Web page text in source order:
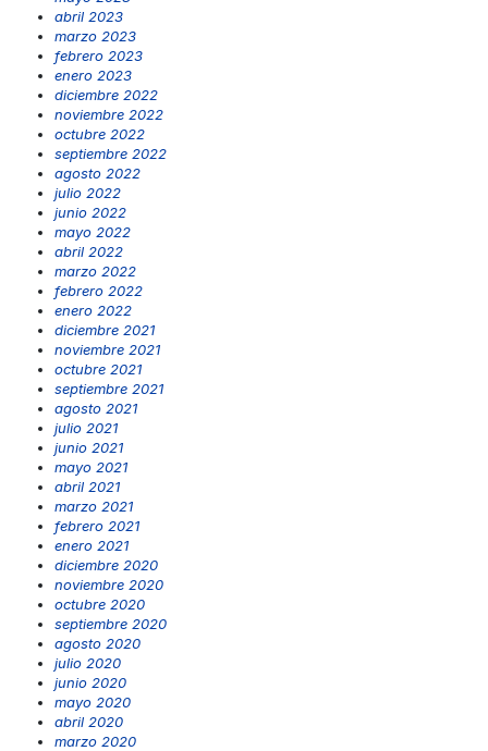
abril 2023
marzo 2023
febrero 2023
enero 2023
diciembre 2022
noviembre 2022
octubre 2022
septiembre 2022
agosto 2022
julio 2022
junio 2022
mayo 2022
abril 2022
marzo 2022
febrero 2022
enero 2022
diciembre 2021
noviembre 2021
octubre 2021
septiembre 2021
agosto 2021
julio 2021
junio 2021
mayo 2021
abril 2021
marzo 2021
febrero 2021
enero 2021
diciembre 2020
noviembre 2020
octubre 2020
septiembre 2020
agosto 2020
julio 2020
junio 2020
mayo 2020
abril 2020
marzo 2020